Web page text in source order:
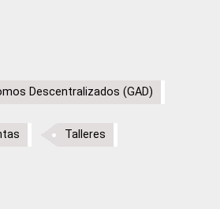
Descentralizados (GAD)
Talleres